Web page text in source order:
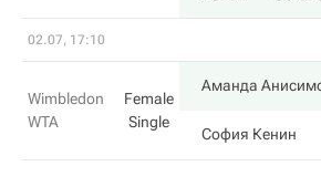
02.07, 17:10
Wimbledon
WTA
Female
Single
Аманда
София Кенин